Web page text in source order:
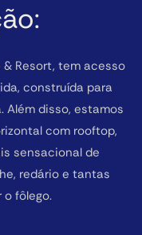
Resort, tem acesso
construída para
disso, estamos
com rooftop,
sensacional de
redário e tantas
fôlego.